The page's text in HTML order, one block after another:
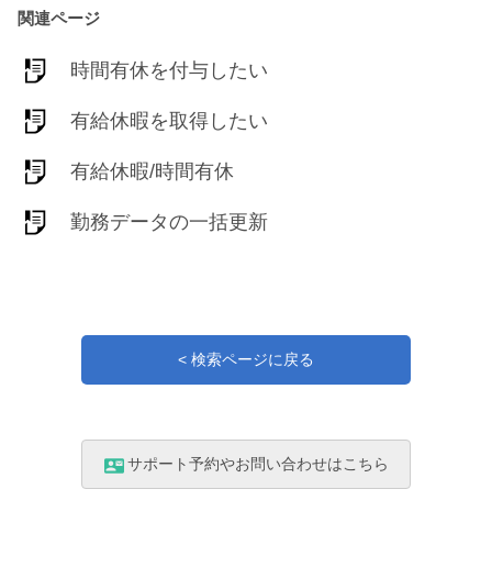
関連ページ
時間有休を付与したい
有給休暇を取得したい
有給休暇/時間有休
勤務データの一括更新
< 検索ページに戻る
サポート予約やお問い合わせはこちら